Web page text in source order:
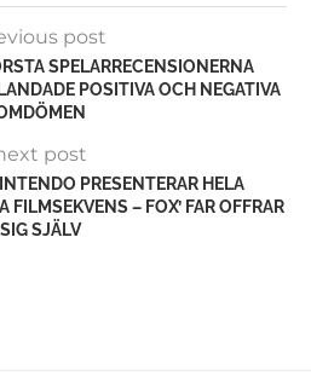
post
SPELARRECENSIONERNA
POSITIVA OCH NEGATIVA
post
PRESENTERAR HELA
FILMSEKVENS – FOX’ FAR OFFRAR
SIG SJÄLV